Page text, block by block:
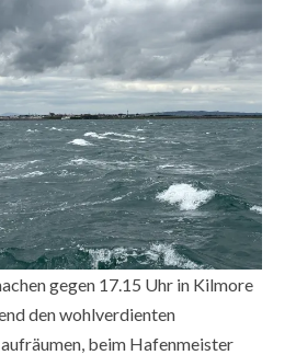
gegen 17.15 Uhr in Kilmore
den wohlverdienten
beim Hafenmeister